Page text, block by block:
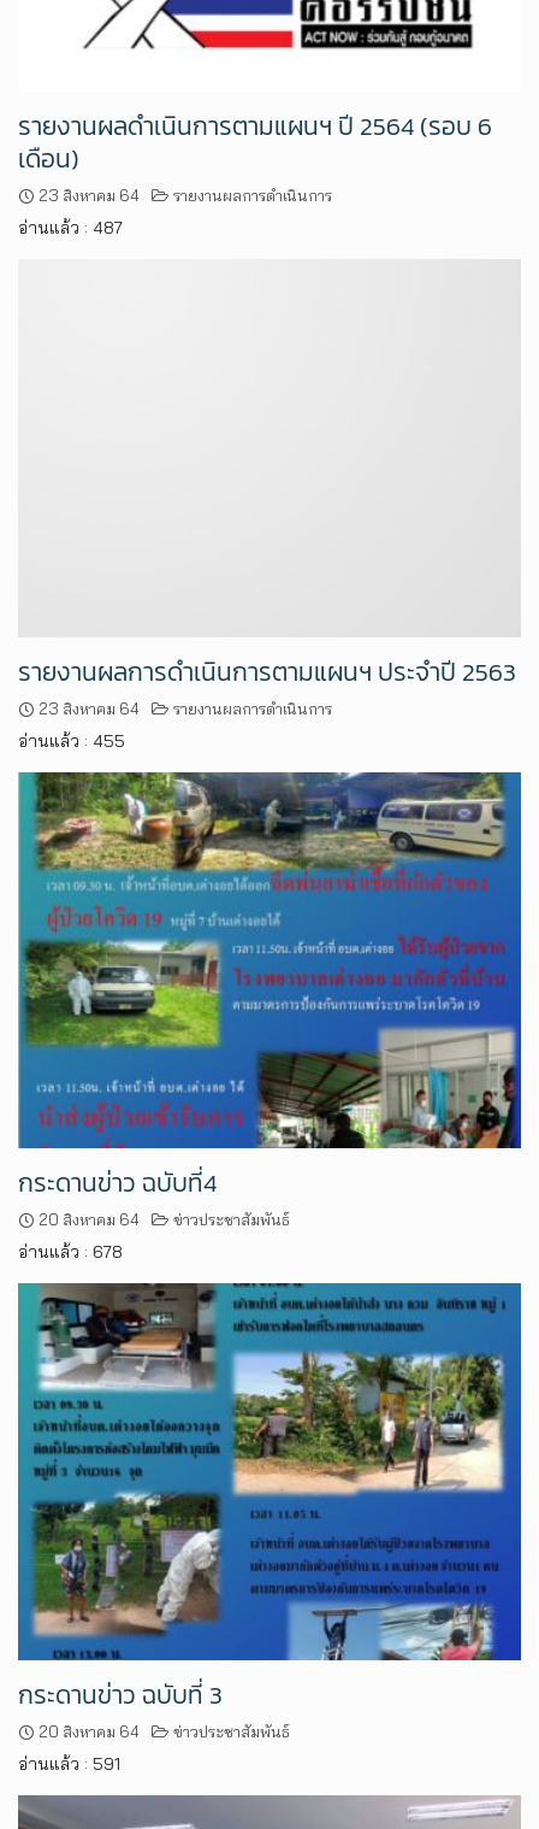
รายงานผลดำเนินการตามแผนฯ ปี 2564 (รอบ 6
เดือน)
23 สิงหาคม 64 รายงานผลการดำเนินการ
อ่านแล้ว : 487
รายงานผลการดำเนินการตามแผนฯ ประจำปี 2563
23 สิงหาคม 64 รายงานผลการดำเนินการ
อ่านแล้ว : 455
กระดานข่าว ฉบับที่4
20 สิงหาคม 64 ข่าวประชาสัมพันธ์
อ่านแล้ว : 678
กระดานข่าว ฉบับที่ 3
20 สิงหาคม 64 ข่าวประชาสัมพันธ์
อ่านแล้ว : 591